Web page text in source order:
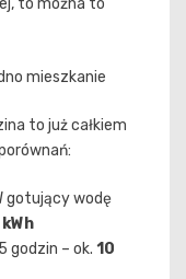
to można to
mieszkanie
to już całkiem
gotujący wodę
godzin – ok. 10